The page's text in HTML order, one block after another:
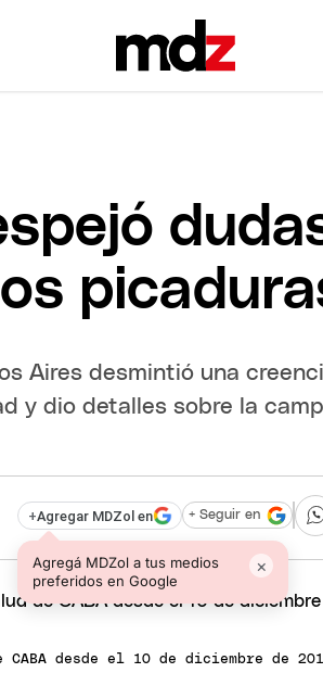
Aires desmintió una
y dio detalles sobre la
+Agregar MDZol en
Agregá MDZol a tus medios
preferidos en Google
×
+ Seguir en
CABA desde el 10 de diciembre de